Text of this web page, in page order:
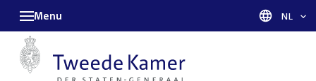
Menu Taal
NL